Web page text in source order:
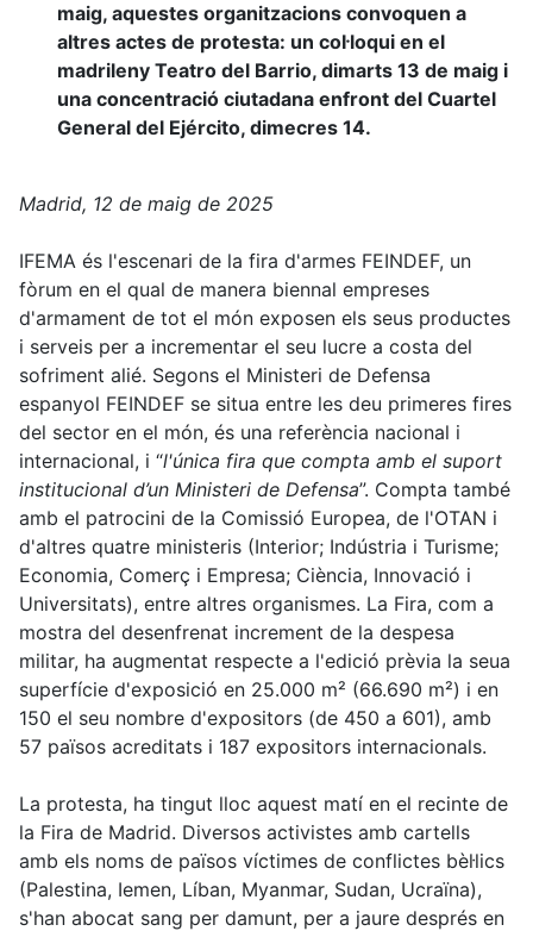
maig, aquestes organitzacions convoquen a
altres actes de protesta: un col·loqui en el
madrileny Teatro del Barrio, dimarts 13 de maig i
una concentració ciutadana enfront del Cuartel
General del Ejército, dimecres 14.
Madrid, 12 de maig de 2025
IFEMA és l'escenari de la fira d'armes FEINDEF, un
fòrum en el qual de manera biennal empreses
d'armament de tot el món exposen els seus productes
i serveis per a incrementar el seu lucre a costa del
sofriment alié. Segons el Ministeri de Defensa
espanyol FEINDEF se situa entre les deu primeres fires
del sector en el món, és una referència nacional i
internacional, i “l'única fira que compta amb el suport
institucional d’un Ministeri de Defensa”. Compta també
amb el patrocini de la Comissió Europea, de l'OTAN i
d'altres quatre ministeris (Interior; Indústria i Turisme;
Economia, Comerç i Empresa; Ciència, Innovació i
Universitats), entre altres organismes. La Fira, com a
mostra del desenfrenat increment de la despesa
militar, ha augmentat respecte a l'edició prèvia la seua
superfície d'exposició en 25.000 m² (66.690 m²) i en
150 el seu nombre d'expositors (de 450 a 601), amb
57 països acreditats i 187 expositors internacionals.
La protesta, ha tingut lloc aquest matí en el recinte de
la Fira de Madrid. Diversos activistes amb cartells
amb els noms de països víctimes de conflictes bèl·lics
(Palestina, Iemen, Líban, Myanmar, Sudan, Ucraïna),
s'han abocat sang per damunt, per a jaure després en